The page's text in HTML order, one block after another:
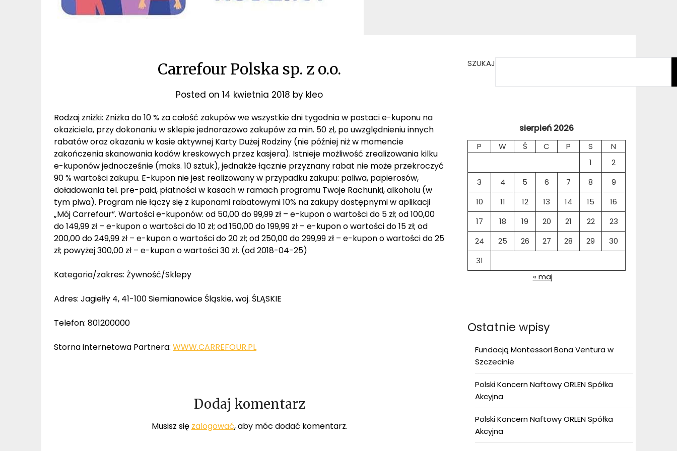
Carrefour Polska sp. z o.o.
Posted on 14 kwietnia 2018 by kleo
Rodzaj zniżki: Zniżka do 10 % za całość zakupów we wszystkie dni tygodnia w postaci e-kuponu na
okaziciela, przy dokonaniu w sklepie jednorazowo zakupów za min. 50 zł, po uwzględnieniu innych
rabatów oraz okazaniu w kasie aktywnej Karty Dużej Rodziny (nie później niż w momencie
zakończenia skanowania kodów kreskowych przez kasjera). Istnieje możliwość zrealizowania kilku
e-kuponów jednocześnie (maks. 10 sztuk), jednakże łącznie przyznany rabat nie może przekroczyć
90 % wartości zakupu. E-kupon nie jest realizowany w przypadku zakupu: paliwa, papierosów,
doładowania tel. pre-paid, płatności w kasach w ramach programu Twoje Rachunki, alkoholu (w
tym piwa). Program nie łączy się z kuponami rabatowymi 10% na zakupy dostępnymi w aplikacji
„Mój Carrefour”. Wartości e-kuponów: od 50,00 do 99,99 zł – e-kupon o wartości do 5 zł; od 100,00
do 149,99 zł – e-kupon o wartości do 10 zł; od 150,00 do 199,99 zł – e-kupon o wartości do 15 zł; od
200,00 do 249,99 zł – e-kupon o wartości do 20 zł; od 250,00 do 299,99 zł – e-kupon o wartości do 25
zł; powyżej 300,00 zł – e-kupon o wartości 30 zł. (od 2018-04-25)
Kategoria/zakres: Żywność/Sklepy
Adres: Jagiełły 4, 41-100 Siemianowice Śląskie, woj. ŚLĄSKIE
Telefon: 801200000
Storna internetowa Partnera: WWW.CARREFOUR.PL
Dodaj komentarz
Musisz się zalogować, aby móc dodać komentarz.
SZUKAJ
sierpień 2026
P W Ś C P S
N
1
2
3
4 5 6 7 8
9
10
11 12 13 14 15
16
17
18 19 20 21 22
23
24
25 26 27 28 29
30
31
« maj
Ostatnie wpisy
Fundacją Montessori Bona Ventura w
Szczecinie
Polski Koncern Naftowy ORLEN Spółka
Akcyjna
Polski Koncern Naftowy ORLEN Spółka
Akcyjna